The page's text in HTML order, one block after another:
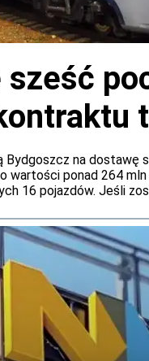
Bydgoszcz na dostawę
wartości ponad 264
16 pojazdów. Jeśli